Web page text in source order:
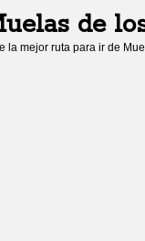
de
la mejor ruta para ir de